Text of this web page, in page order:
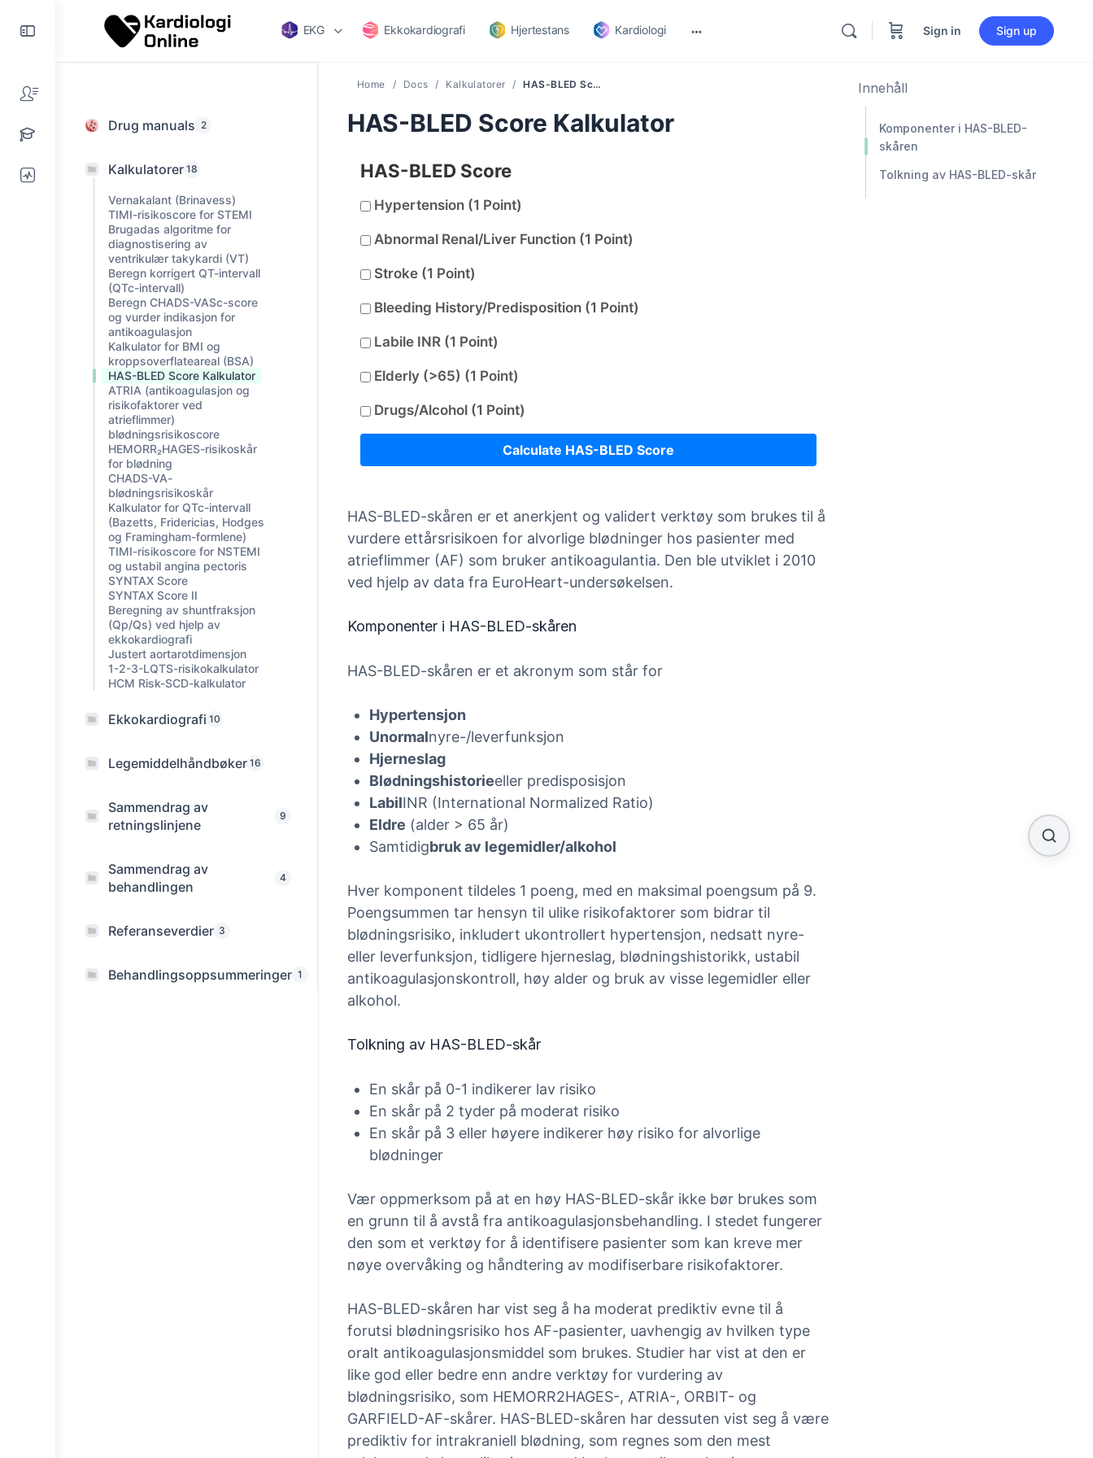
EKG Ekkokardiografi Hjertestans Kardiologi Sign in Sign up
Drug manuals 2
Kalkulatorer 18
Vernakalant (Brinavess)
TIMI-risikoscore for STEMI
Brugadas algoritme for
diagnostisering av
ventrikulær takykardi (VT)
Beregn korrigert QT-intervall
(QTc-intervall)
Beregn CHADS-VASc-score
og vurder indikasjon for
antikoagulasjon
Kalkulator for BMI og
kroppsoverflateareal (BSA)
HAS-BLED Score Kalkulator
ATRIA (antikoagulasjon og
risikofaktorer ved
atrieflimmer)
blødningsrisikoscore
HEMORR₂HAGES-risikoskår
for blødning
CHADS-VA-
blødningsrisikoskår
Kalkulator for QTc-intervall
(Bazetts, Fridericias, Hodges
og Framingham-formlene)
TIMI-risikoscore for NSTEMI
og ustabil angina pectoris
SYNTAX Score
SYNTAX Score II
Beregning av shuntfraksjon
(Qp/Qs) ved hjelp av
ekkokardiografi
Justert aortarotdimensjon
1-2-3-LQTS-risikokalkulator
HCM Risk-SCD-kalkulator
Ekkokardiografi 10
Legemiddelhåndbøker 16
Sammendrag av
retningslinjene
9
Sammendrag av
behandlingen
4
Referanseverdier 3
Behandlingsoppsummeringer 1
Home Docs Kalkulatorer HAS-BLED Score Kalkulator
HAS-BLED Score Kalkulator
HAS-BLED Score
Hypertension (1 Point)
Abnormal Renal/Liver Function (1 Point)
Stroke (1 Point)
Bleeding History/Predisposition (1 Point)
Labile INR (1 Point)
Elderly (>65) (1 Point)
Drugs/Alcohol (1 Point)
Calculate HAS-BLED Score
HAS-BLED-skåren er et anerkjent og validert verktøy som brukes til å
vurdere ettårsrisikoen for alvorlige blødninger hos pasienter med
atrieflimmer (AF) som bruker antikoagulantia. Den ble utviklet i 2010
ved hjelp av data fra EuroHeart-undersøkelsen.
Komponenter i HAS-BLED-skåren
HAS-BLED-skåren er et akronym som står for
Hypertensjon
Unormalnyre-/leverfunksjon
Hjerneslag
Blødningshistorieeller predisposisjon
LabilINR (International Normalized Ratio)
Eldre (alder > 65 år)
Samtidigbruk av legemidler/alkohol
Hver komponent tildeles 1 poeng, med en maksimal poengsum på 9.
Poengsummen tar hensyn til ulike risikofaktorer som bidrar til
blødningsrisiko, inkludert ukontrollert hypertensjon, nedsatt nyre-
eller leverfunksjon, tidligere hjerneslag, blødningshistorikk, ustabil
antikoagulasjonskontroll, høy alder og bruk av visse legemidler eller
alkohol.
Tolkning av HAS-BLED-skår
En skår på 0-1 indikerer lav risiko
En skår på 2 tyder på moderat risiko
En skår på 3 eller høyere indikerer høy risiko for alvorlige
blødninger
Vær oppmerksom på at en høy HAS-BLED-skår ikke bør brukes som
en grunn til å avstå fra antikoagulasjonsbehandling. I stedet fungerer
den som et verktøy for å identifisere pasienter som kan kreve mer
nøye overvåking og håndtering av modifiserbare risikofaktorer.
HAS-BLED-skåren har vist seg å ha moderat prediktiv evne til å
forutsi blødningsrisiko hos AF-pasienter, uavhengig av hvilken type
oralt antikoagulasjonsmiddel som brukes. Studier har vist at den er
like god eller bedre enn andre verktøy for vurdering av
blødningsrisiko, som HEMORR2HAGES-, ATRIA-, ORBIT- og
GARFIELD-AF-skårer. HAS-BLED-skåren har dessuten vist seg å være
prediktiv for intrakraniell blødning, som regnes som den mest
Innehåll
Komponenter i HAS-BLED-
skåren
Tolkning av HAS-BLED-skår